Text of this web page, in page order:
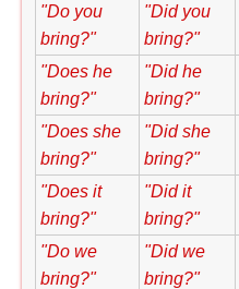
"Do you
bring?"
"Did you
bring?"
"Does he
bring?"
"Did he
bring?"
"Does she
bring?"
"Did she
bring?"
"Does it
bring?"
"Did it
bring?"
"Do we
bring?"
"Did we
bring?"